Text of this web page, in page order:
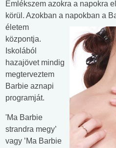
Emlékszem azokra a napokra
körül. Azokban a napokban a
életem
központja.
Iskolából
hazajövet mindig
megterveztem
Barbie aznapi
programját.
'Ma Barbie
strandra megy’
vagy ’Ma Barbie